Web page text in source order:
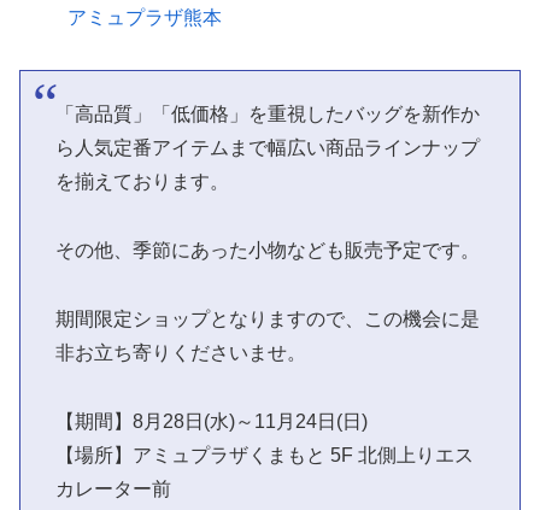
アミュプラザ熊本
「高品質」「低価格」を重視したバッグを新作か
ら人気定番アイテムまで幅広い商品ラインナップ
を揃えております。
その他、季節にあった小物なども販売予定です。
期間限定ショップとなりますので、この機会に是
非お立ち寄りくださいませ。
【期間】8月28日(水)～11月24日(日)
【場所】アミュプラザくまもと 5F 北側上りエス
カレーター前